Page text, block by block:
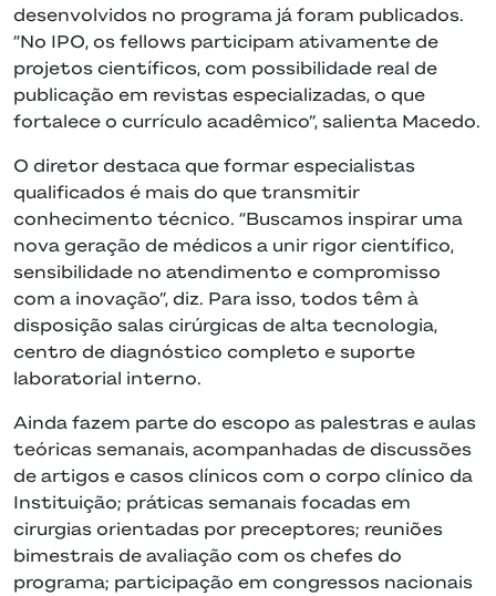
desenvolvidos no programa já foram publicados.
“No IPO, os fellows participam ativamente de
projetos científicos, com possibilidade real de
publicação em revistas especializadas, o que
fortalece o currículo acadêmico”, salienta Macedo.
O diretor destaca que formar especialistas
qualificados é mais do que transmitir
conhecimento técnico. “Buscamos inspirar uma
nova geração de médicos a unir rigor científico,
sensibilidade no atendimento e compromisso
com a inovação”, diz. Para isso, todos têm à
disposição salas cirúrgicas de alta tecnologia,
centro de diagnóstico completo e suporte
laboratorial interno.
Ainda fazem parte do escopo as palestras e aulas
teóricas semanais, acompanhadas de discussões
de artigos e casos clínicos com o corpo clínico da
Instituição; práticas semanais focadas em
cirurgias orientadas por preceptores; reuniões
bimestrais de avaliação com os chefes do
programa; participação em congressos nacionais